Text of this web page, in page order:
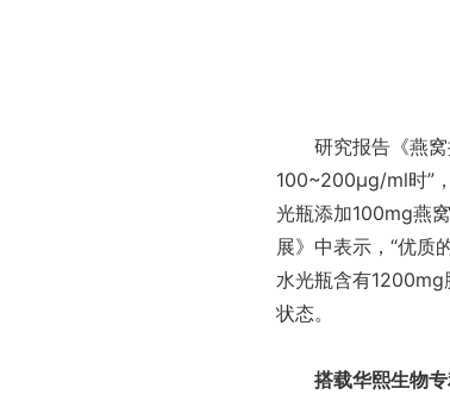
研究报告《燕窝
100~200μg/ml时”
光瓶添加100mg燕
展》中表示，“优质
水光瓶含有1200mg
状态。
搭载华熙生物专